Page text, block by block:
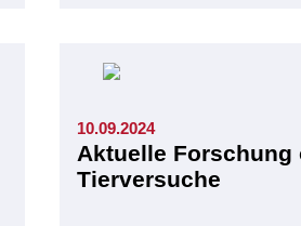
10.09.2024
Aktuelle Forschung
Tierversuche